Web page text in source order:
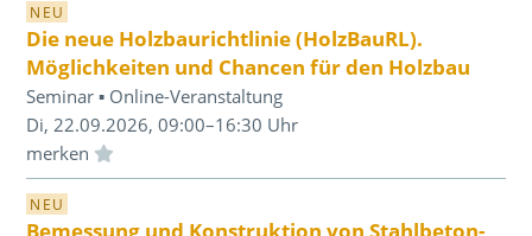
NEU
Die neue Holzbaurichtlinie (HolzBauRL).
Möglichkeiten und Chancen für den Holzbau
Seminar ▪ Online-Veranstaltung
Di, 22.09.2026, 09:00–16:30 Uhr
Einloggen und Merkliste benutzen
NEU
Bemessung und Konstruktion von Stahlbeton-